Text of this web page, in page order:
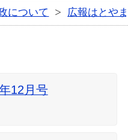
について 広報はとや
12月号